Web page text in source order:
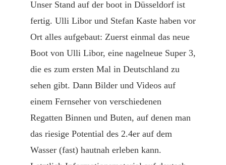
Unser Stand auf der boot in Düsseldorf ist
fertig. Ulli Libor und Stefan Kaste haben vor
Ort alles aufgebaut: Zuerst einmal das neue
Boot von Ulli Libor, eine nagelneue Super 3,
die es zum ersten Mal in Deutschland zu
sehen gibt. Dann Bilder und Videos auf
einem Fernseher von verschiedenen
Regatten Binnen und Buten, auf denen man
das riesige Potential des 2.4er auf dem
Wasser (fast) hautnah erleben kann.